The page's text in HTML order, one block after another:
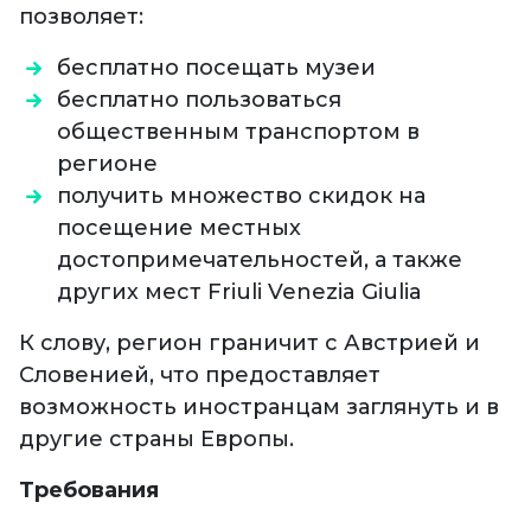
позволяет:
бесплатно посещать музеи
бесплатно пользоваться
общественным транспортом в
регионе
получить множество скидок на
посещение местных
достопримечательностей, а также
других мест Friuli Venezia Giulia
К слову, регион граничит с Австрией и
Словенией, что предоставляет
возможность иностранцам заглянуть и в
другие страны Европы.
Требования